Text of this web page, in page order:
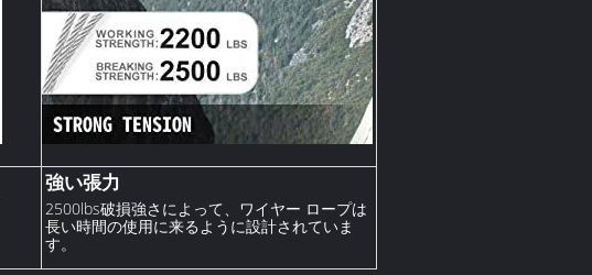
強い張力
2500lbs破損強さによって、ワイヤー ロープは
長い時間の使用に来るように設計されていま
す。